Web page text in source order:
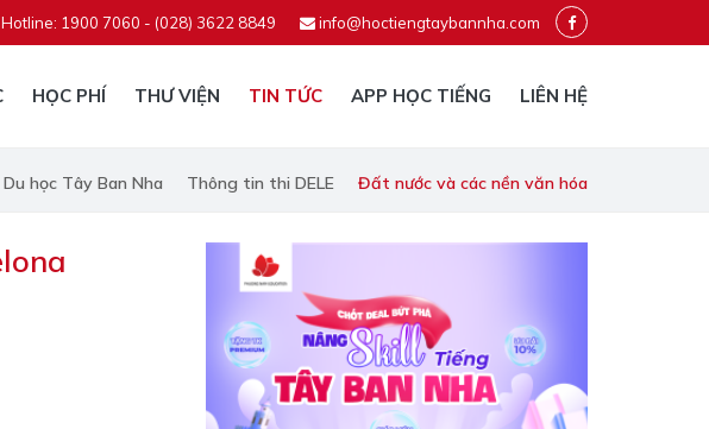
Hotline: 1900 7060 - (028) 3622 8849 info@hoctiengtaybannha.com
HỌC PHÍ THƯ VIỆN TIN TỨC APP HỌC TIẾNG LIÊN HỆ
Du học Tây Ban Nha Thông tin thi DELE Đất nước và các nền văn hóa